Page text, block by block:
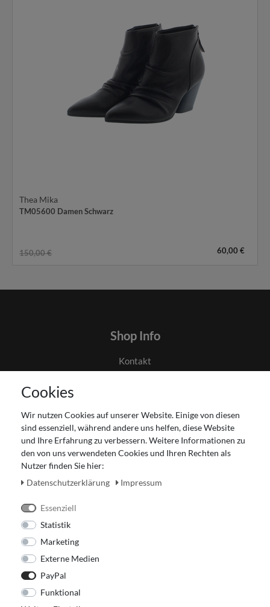
Thea Mika
TM05600 Damen Schwarz
150,00 € 60,00 €
Shop Info
Kontakt
Impressum
Widerrufsrecht
Zahlung und Versand
Unser Ladengeschäft
Cookies
Wir nutzen Cookies auf unserer Website. Einige von diesen
sind essenziell, während andere uns helfen, diese Website
und Ihre Erfahrung zu verbessern. Weitere Informationen zu
den von uns verwendeten Cookies und Ihren Rechten als
Nutzer finden Sie hier:
Daten­schutz­erklärung
Impressum
Essenziell
Statistik
Marketing
Externe Medien
PayPal
Funktional